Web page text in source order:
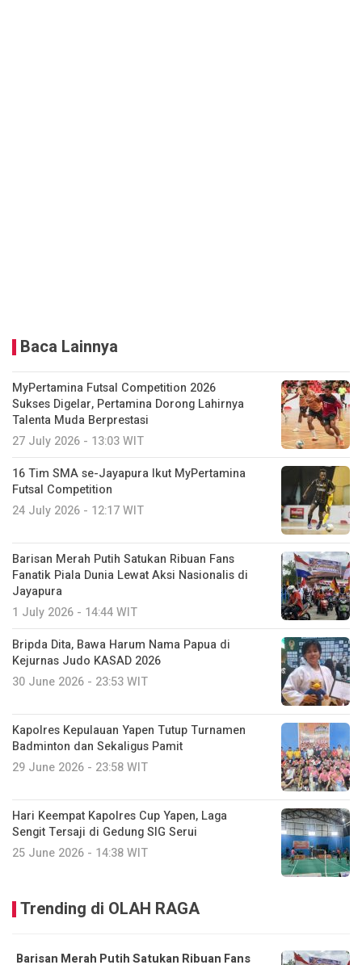
Baca Lainnya
MyPertamina Futsal Competition 2026
Sukses Digelar, Pertamina Dorong Lahirnya
Talenta Muda Berprestasi
27 July 2026 - 13:03 WIT
16 Tim SMA se-Jayapura Ikut MyPertamina
Futsal Competition
24 July 2026 - 12:17 WIT
Barisan Merah Putih Satukan Ribuan Fans
Fanatik Piala Dunia Lewat Aksi Nasionalis di
Jayapura
1 July 2026 - 14:44 WIT
Bripda Dita, Bawa Harum Nama Papua di
Kejurnas Judo KASAD 2026
30 June 2026 - 23:53 WIT
Kapolres Kepulauan Yapen Tutup Turnamen
Badminton dan Sekaligus Pamit
29 June 2026 - 23:58 WIT
Hari Keempat Kapolres Cup Yapen, Laga
Sengit Tersaji di Gedung SIG Serui
25 June 2026 - 14:38 WIT
Trending di OLAH RAGA
Barisan Merah Putih Satukan Ribuan Fans